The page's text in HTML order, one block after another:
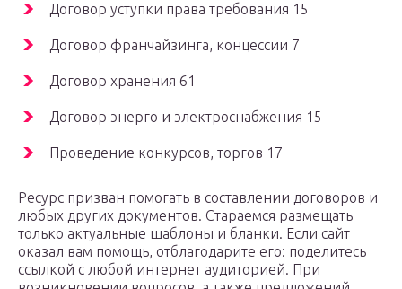
Договор уступки права требования 15
Договор франчайзинга, концессии 7
Договор хранения 61
Договор энерго и электроснабжения 15
Проведение конкурсов, торгов 17
Ресурс призван помогать в составлении договоров и
любых других документов. Стараемся размещать
только актуальные шаблоны и бланки. Если сайт
оказал вам помощь, отблагодарите его: поделитесь
ссылкой с любой интернет аудиторией. При